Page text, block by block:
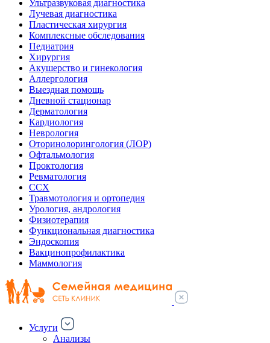
Ультразвуковая диагностика
Лучевая диагностика
Пластическая хирургия
Комплексные обследования
Педиатрия
Хирургия
Акушерство и гинекология
Аллергология
Выездная помощь
Дневной стационар
Дерматология
Кардиология
Неврология
Оторинолорингология (ЛОР)
Офтальмология
Проктология
Ревматология
ССХ
Травмотология и ортопедия
Урология, андрология
Физиотерапия
Функциональная диагностика
Эндоскопия
Вакцинопрофилактика
Маммология
Услуги
Анализы